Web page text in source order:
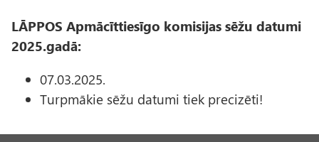
LĀPPOS Apmācīttiesīgo komisijas sēžu datumi
2025.gadā:
07.03.2025.
Turpmākie sēžu datumi tiek precizēti!